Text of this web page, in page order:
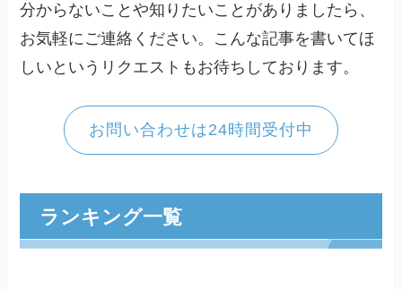
分からないことや知りたいことがありましたら、
お気軽にご連絡ください。こんな記事を書いてほ
しいというリクエストもお待ちしております。
お問い合わせは24時間受付中
ランキング一覧